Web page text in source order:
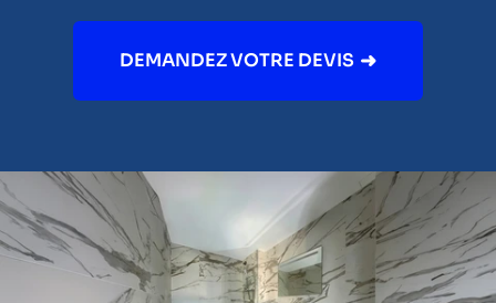
DEMANDEZ VOTRE DEVIS